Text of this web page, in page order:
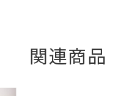
関連商品